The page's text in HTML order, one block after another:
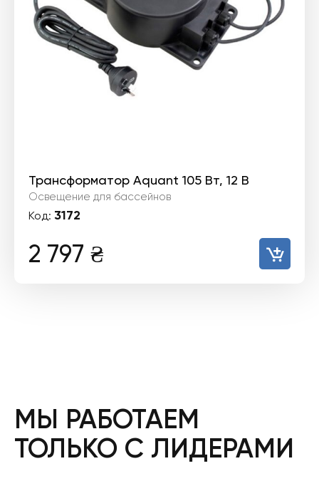
Трансформатор Aquant 105 Вт, 12 В
Освещение для бассейнов
Код: 3172
2 797 ₴
МЫ РАБОТАЕМ
ТОЛЬКО С ЛИДЕРАМИ